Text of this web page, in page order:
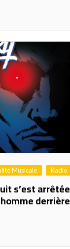
Musicale Radio
s’est
derrière